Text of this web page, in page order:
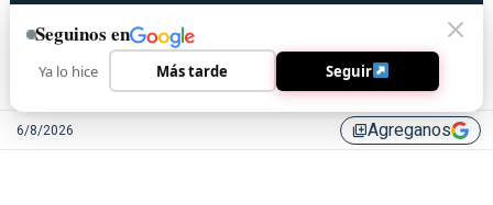
6/8/2026 library_addAgreganos
Seguinos en
Ya lo hice Más tarde Seguir